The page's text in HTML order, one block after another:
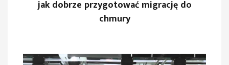
jak dobrze przygotować migrację do
chmury